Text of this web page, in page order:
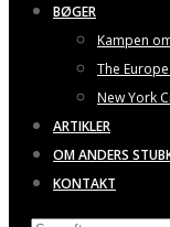
BØGER
Kampen
The
New York
ARTIKLER
OM ANDERS
KONTAKT